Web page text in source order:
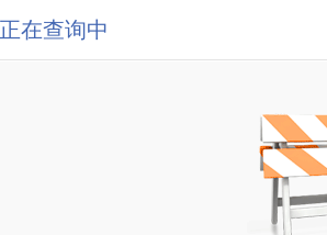
正在查询中